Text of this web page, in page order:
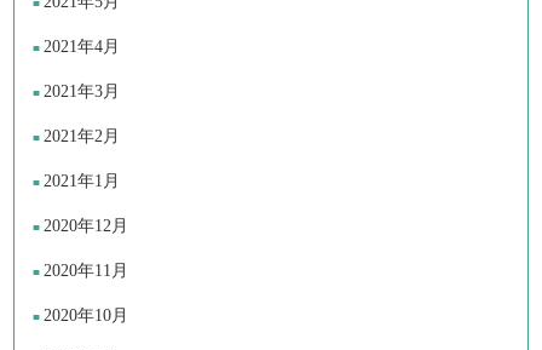
2021年4月
2021年3月
2021年2月
2021年1月
2020年12月
2020年11月
2020年10月